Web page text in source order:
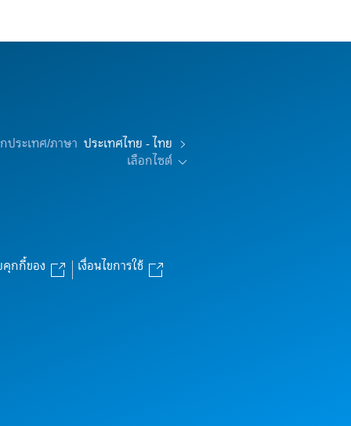
ประเทศ/ภาษา ประเทศไทย - ไทย
เลือกไซต์
คุกกี้ของ
เงื่อนไขการใช้